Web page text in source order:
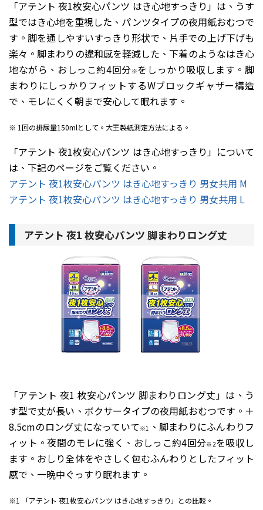
「アテント 夜1枚安心パンツ はき心地すっきり」は、うす
型ではき心地を重視した、パンツタイプの夜用紙おむつで
す。脚を通しやすいすっきり形状で、片手での上げ下げも
楽々。脚まわりの違和感を軽減した、下着のようなはき心
地ながら、おしっこ約4回分※をしっかり吸収します。脚
まわりにしっかりフィットするWブロックギャザー構造
で、モレにくく朝まで安心して眠れます。
※ 1回の排尿量150mlとして。大王製紙測定方法による。
「アテント 夜1枚安心パンツ はき心地すっきり」について
は、下記のページをご覧ください。
アテント 夜1枚安心パンツ はき心地すっきり 男女共用 M
アテント 夜1枚安心パンツ はき心地すっきり 男女共用 L
アテント 夜1 枚安心パンツ 脚まわりロング丈
「アテント 夜1 枚安心パンツ 脚まわりロング丈」は、う
す型で丈が長い、ボクサータイプの夜用紙おむつです。＋
8.5cmのロング丈になっていて ※1
、脚まわりにふんわりフ
ィット。夜間のモレに強く、おしっこ約4回分※2を吸収し
ます。おしり全体をやさしく包むふんわりとしたフィット
感で、一晩中ぐっすり眠れます。
※1 「アテント 夜1枚安心パンツ はき心地すっきり」との比較。